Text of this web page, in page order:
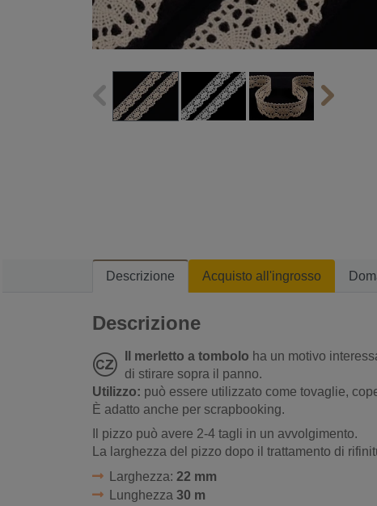
Descrizione Acquisto all'ingrosso
Descrizione
Il merletto a tombolo ha un motivo
di stirare sopra il panno.
Utilizzo: può essere utilizzato come tovaglie,
È adatto anche per scrapbooking.
Il pizzo può avere 2-4 tagli in un avvolgimento.
La larghezza del pizzo dopo il trattamento di
Larghezza: 22 mm
Lunghezza 30 m